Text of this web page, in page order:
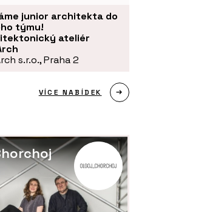
junior architekta do
týmu!
ateliér
s.r.o., Praha 2
VÍCE NABÍDEK